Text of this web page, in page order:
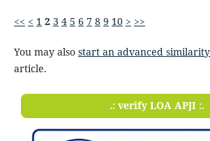
<< < 1 2 3 4 5 6 7 8 9 10 > >>
You may also start an advanced
article.
.: verify LOA APJI :.